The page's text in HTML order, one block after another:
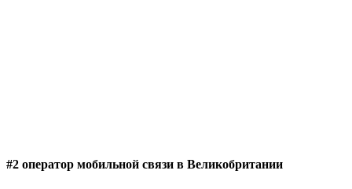
#2 оператор мобильной связи в Великобритании